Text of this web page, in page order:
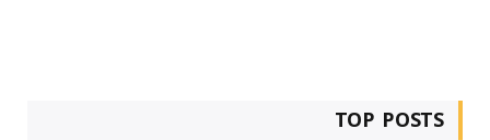
TOP POSTS